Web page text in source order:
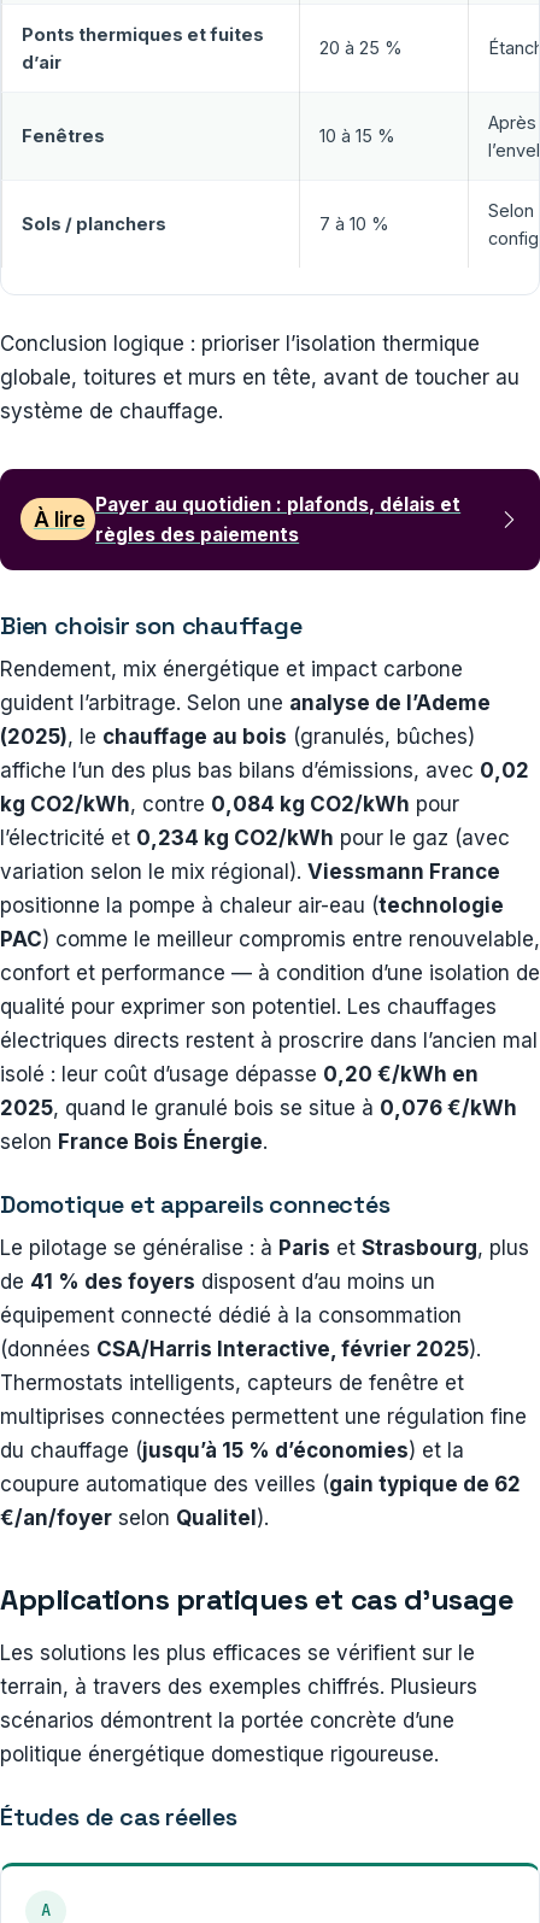
Ponts thermiques et fuites
d’air
20 à 25 %
Fenêtres 10 à 15 %
Après
Sols / planchers 7 à 10 %
Selon
Conclusion logique : prioriser l’isolation thermique
globale, toitures et murs en tête, avant de toucher au
système de chauffage.
À lire
Payer au quotidien : plafonds, délais et
règles des paiements
Bien choisir son chauffage
Rendement, mix énergétique et impact carbone
guident l’arbitrage. Selon une analyse de l’Ademe
(2025), le chauffage au bois (granulés, bûches)
affiche l’un des plus bas bilans d’émissions, avec 0,02
kg CO2/kWh, contre 0,084 kg CO2/kWh pour
l’électricité et 0,234 kg CO2/kWh pour le gaz (avec
variation selon le mix régional). Viessmann France
positionne la pompe à chaleur air-eau (technologie
PAC) comme le meilleur compromis entre renouvelable,
confort et performance — à condition d’une isolation de
qualité pour exprimer son potentiel. Les chauffages
électriques directs restent à proscrire dans l’ancien mal
isolé : leur coût d’usage dépasse 0,20 €/kWh en
2025, quand le granulé bois se situe à 0,076 €/kWh
selon France Bois Énergie.
Domotique et appareils connectés
Le pilotage se généralise : à Paris et Strasbourg, plus
de 41 % des foyers disposent d’au moins un
équipement connecté dédié à la consommation
(données CSA/Harris Interactive, février 2025).
Thermostats intelligents, capteurs de fenêtre et
multiprises connectées permettent une régulation fine
du chauffage (jusqu’à 15 % d’économies) et la
coupure automatique des veilles (gain typique de 62
€/an/foyer selon Qualitel).
Applications pratiques et cas d’usage
Les solutions les plus efficaces se vérifient sur le
terrain, à travers des exemples chiffrés. Plusieurs
scénarios démontrent la portée concrète d’une
politique énergétique domestique rigoureuse.
Études de cas réelles
A